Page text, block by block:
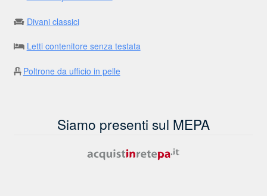
Divani classici
Letti contenitore senza testata
Poltrone da ufficio in pelle
Siamo presenti sul MEPA